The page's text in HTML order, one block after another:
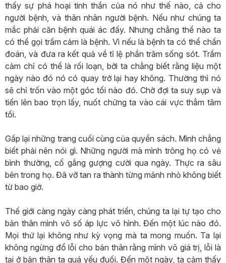
thấy sự phá hoại tinh thần của nó như thế nào, cả cho
người bệnh, và thân nhân người bệnh. Nếu như chúng ta
mắc phải căn bệnh quái ác đấy. Nhưng chẳng thể nào ta
có thể gọi trầm cảm là bệnh. Vì nếu là bệnh ta có thể chẩn
đoán, và đưa ra kết quả về tỉ lệ phần trăm sống sót. Trầm
cảm chỉ có thể là rối loạn, bởi ta chẳng biết rằng liệu một
ngày nào đó nó có quay trở lại hay không. Thường thì nó
sẽ chỉ trốn vào một góc tối nào đó. Chờ đợi ta suy sụp và
tiến lên bao trọn lấy, nuốt chửng ta vào cái vực thẳm tăm
tối.
Gấp lại những trang cuối cùng của quyển sách. Mình chẳng
biết phải nên nói gì. Những người mà mình trông họ có vẻ
bình thường, cố gắng gượng cười qua ngày. Thực ra sâu
bên trong họ. Đã vỡ tan ra thành từng mảnh nhỏ không biết
từ bao giờ.
Thế giới càng ngày càng phát triển, chúng ta lại tự tạo cho
bản thân mình vô số áp lực vô hình. Đến một lúc nào đó.
Mọi thứ lại không như kỳ vọng mà ta mong muốn. Ta lại
không ngừng đổ lỗi cho bản thân rằng mình vô giá trị, lỗi là
tại ở bản thân ta quá yếu đuối. Đến một ngày, ta cảm thấy